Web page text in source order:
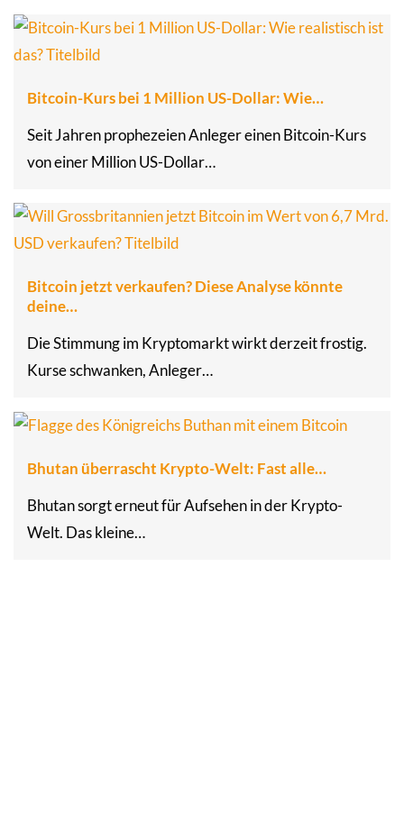
Bitcoin-Kurs bei 1 Million US-Dollar: Wie…
Seit Jahren prophezeien Anleger einen Bitcoin-Kurs
von einer Million US-Dollar…
Bitcoin jetzt verkaufen? Diese Analyse könnte
deine…
Die Stimmung im Kryptomarkt wirkt derzeit frostig.
Kurse schwanken, Anleger…
Bhutan überrascht Krypto-Welt: Fast alle…
Bhutan sorgt erneut für Aufsehen in der Krypto-
Welt. Das kleine…